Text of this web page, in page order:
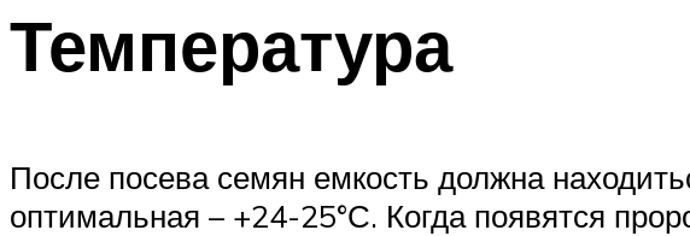
Температура
После посева семян емкость должна
оптимальная – +24-25°С. Когда появятся